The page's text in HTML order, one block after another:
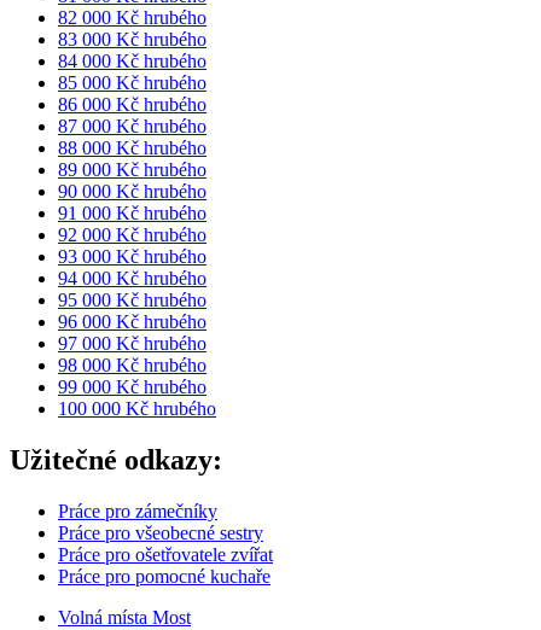
82 000 Kč hrubého
83 000 Kč hrubého
84 000 Kč hrubého
85 000 Kč hrubého
86 000 Kč hrubého
87 000 Kč hrubého
88 000 Kč hrubého
89 000 Kč hrubého
90 000 Kč hrubého
91 000 Kč hrubého
92 000 Kč hrubého
93 000 Kč hrubého
94 000 Kč hrubého
95 000 Kč hrubého
96 000 Kč hrubého
97 000 Kč hrubého
98 000 Kč hrubého
99 000 Kč hrubého
100 000 Kč hrubého
Užitečné odkazy:
Práce pro zámečníky
Práce pro všeobecné sestry
Práce pro ošetřovatele zvířat
Práce pro pomocné kuchaře
Volná místa Most